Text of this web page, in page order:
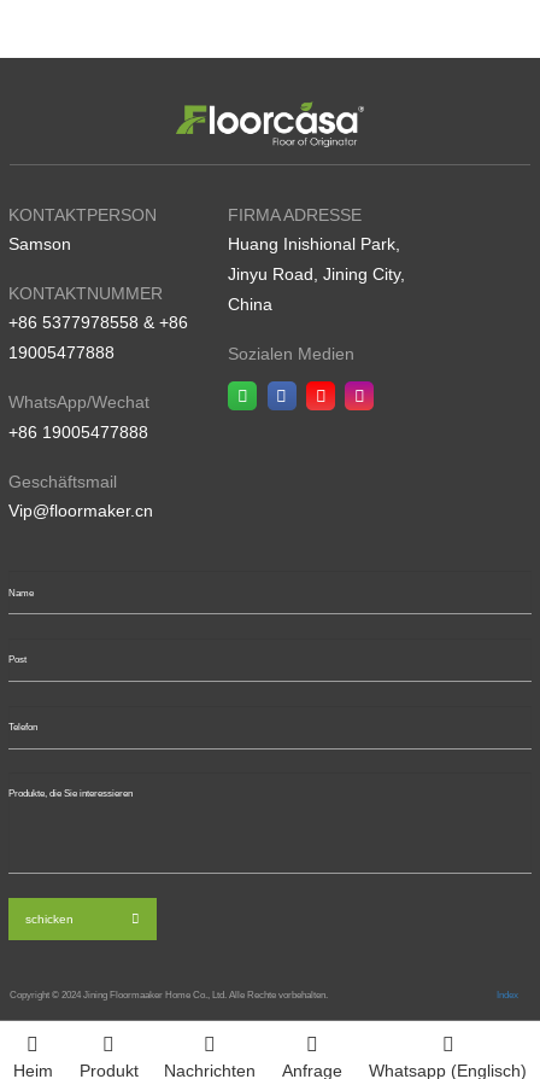
KONTAKTPERSON
Samson
KONTAKTNUMMER
+86 5377978558 & +86
19005477888
WhatsApp/Wechat
+86 19005477888
Geschäftsmail
Vip@floormaker.cn
FIRMA ADRESSE
Huang Inishional Park,
Jinyu Road, Jining City,
China
Sozialen Medien
schicken
Copyright © 2024 Jining Floormaaker Home Co., Ltd. Alle Rechte vorbehalten. Index
Heim Produkt Nachrichten Anfrage Whatsapp (Englisch)